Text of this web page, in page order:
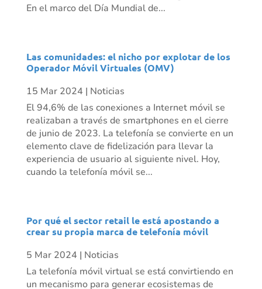
En el marco del Día Mundial de...
Las comunidades: el nicho por explotar de los
Operador Móvil Virtuales (OMV)
15 Mar 2024 | Noticias
El 94,6% de las conexiones a Internet móvil se
realizaban a través de smartphones en el cierre
de junio de 2023. La telefonía se convierte en un
elemento clave de fidelización para llevar la
experiencia de usuario al siguiente nivel. Hoy,
cuando la telefonía móvil se...
Por qué el sector retail le está apostando a
crear su propia marca de telefonía móvil
5 Mar 2024 | Noticias
La telefonía móvil virtual se está convirtiendo en
un mecanismo para generar ecosistemas de